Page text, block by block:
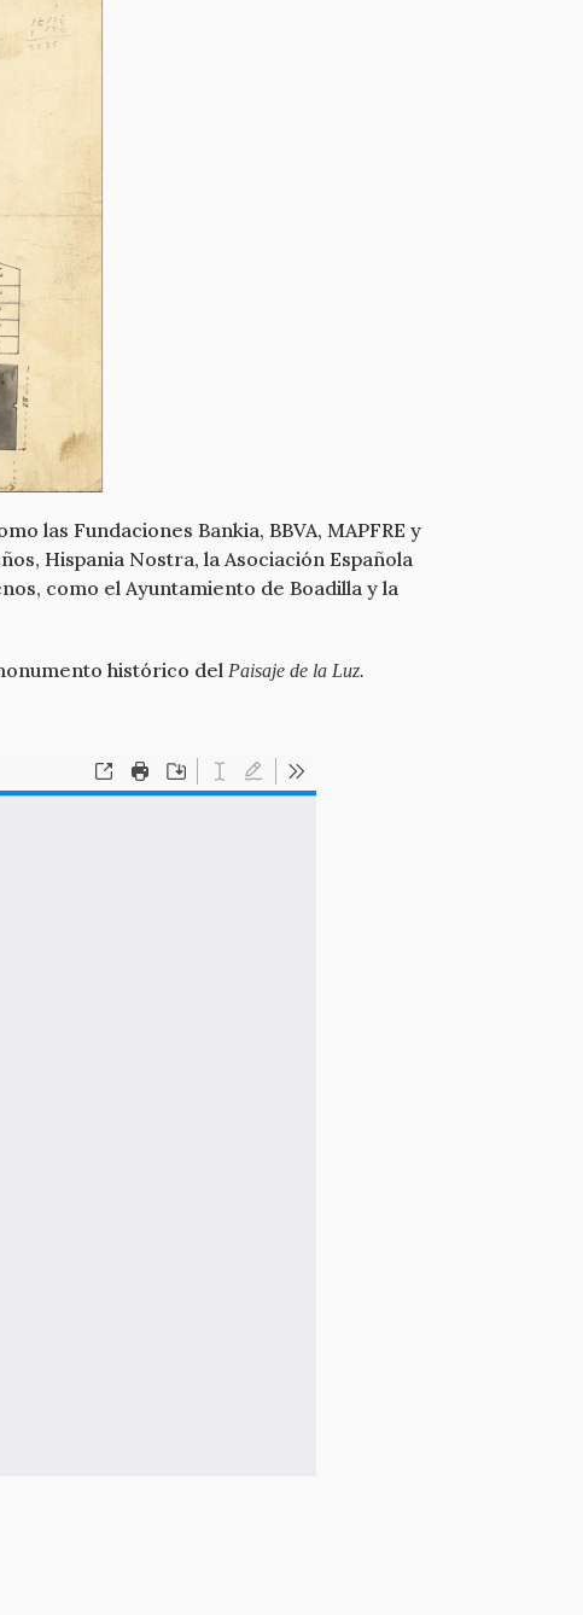
las Fundaciones Bankia, BBVA, MAPFRE y
Hispania Nostra, la Asociación Española
como el Ayuntamiento de Boadilla y la
histórico del Paisaje de la Luz.